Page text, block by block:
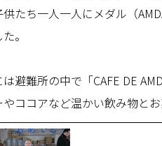
供たち一人一人にメダル（
。
避難所の中で「CAFE DE
やココアなど温かい飲み物と